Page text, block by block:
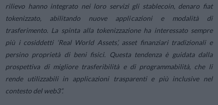
rilievo hanno integrato nei loro servizi gli stablecoin, denaro fiat
tokenizzato, abilitando nuove applicazioni e modalità di
trasferimento. La spinta alla tokenizzazione ha interessato sempre
più i cosiddetti ‘Real World Assets’, asset finanziari tradizionali e
persino proprietà di beni fisici. Questa tendenza è guidata dalla
prospettiva di migliore trasferibilità e di programmabilità, che li
rende utilizzabili in applicazioni trasparenti e più inclusive nel
contesto del web3”.